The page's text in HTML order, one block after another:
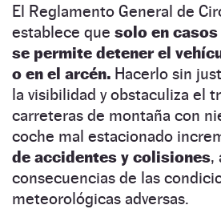
El Reglamento General de
establece que solo en
se permite detener el
o en el arcén. Hacerlo sin
la visibilidad y obstaculiza el
carreteras de montaña con
coche mal estacionado
de accidentes y colisiones,
consecuencias de las
meteorológicas adversas.